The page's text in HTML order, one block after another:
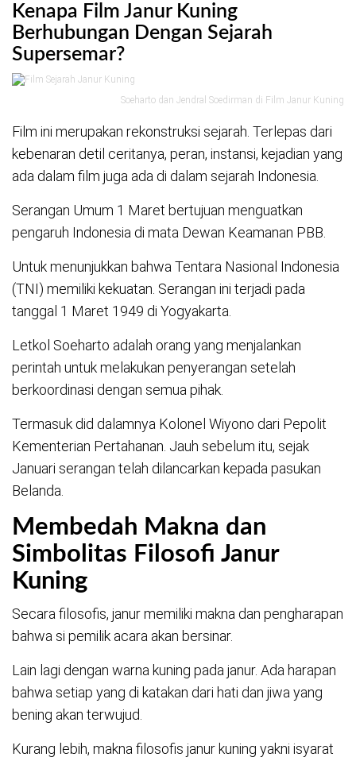
Kenapa Film Janur Kuning
Berhubungan Dengan Sejarah
Supersemar?
Soeharto dan Jendral Soedirman di Film Janur Kuning
Film ini merupakan rekonstruksi sejarah. Terlepas dari
kebenaran detil ceritanya, peran, instansi, kejadian yang
ada dalam film juga ada di dalam sejarah Indonesia.
Serangan Umum 1 Maret bertujuan menguatkan
pengaruh Indonesia di mata Dewan Keamanan PBB.
Untuk menunjukkan bahwa Tentara Nasional Indonesia
(TNI) memiliki kekuatan. Serangan ini terjadi pada
tanggal 1 Maret 1949 di Yogyakarta.
Letkol Soeharto adalah orang yang menjalankan
perintah untuk melakukan penyerangan setelah
berkoordinasi dengan semua pihak.
Termasuk did dalamnya Kolonel Wiyono dari Pepolit
Kementerian Pertahanan. Jauh sebelum itu, sejak
Januari serangan telah dilancarkan kepada pasukan
Belanda.
Membedah Makna dan
Simbolitas Filosofi Janur
Kuning
Secara filosofis, janur memiliki makna dan pengharapan
bahwa si pemilik acara akan bersinar.
Lain lagi dengan warna kuning pada janur. Ada harapan
bahwa setiap yang di katakan dari hati dan jiwa yang
bening akan terwujud.
Kurang lebih, makna filosofis janur kuning yakni isyarat